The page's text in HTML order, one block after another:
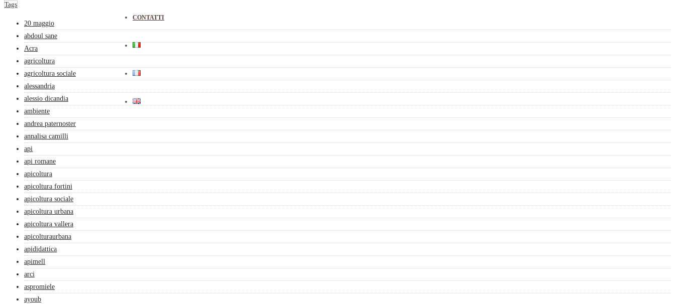
CONTATTI
Tags
20 maggio
abdoul sane
Acra
agricoltura
agricoltura sociale
alessandria
alessio dicandia
ambiente
andrea paternoster
annalisa camilli
api
api romane
apicoltura
apicoltura fortini
apicoltura sociale
apicoltura urbana
apicoltura vallera
apicolturaurbana
apididattica
apimell
arci
aspromiele
ayoub